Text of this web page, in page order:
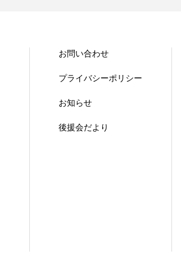
お問い合わせ
プライバシーポリシー
お知らせ
後援会だより